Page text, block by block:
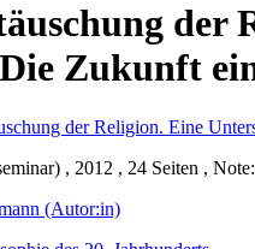
der
Zukunft
, 2012 , 24 Seiten ,
(Autor:in)